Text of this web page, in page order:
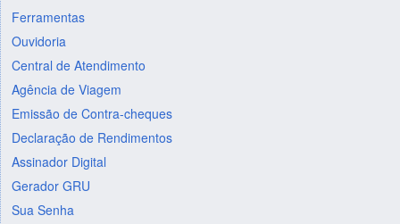
Ferramentas
Ouvidoria
Central de Atendimento
Agência de Viagem
Emissão de Contra-cheques
Declaração de Rendimentos
Assinador Digital
Gerador GRU
Sua Senha